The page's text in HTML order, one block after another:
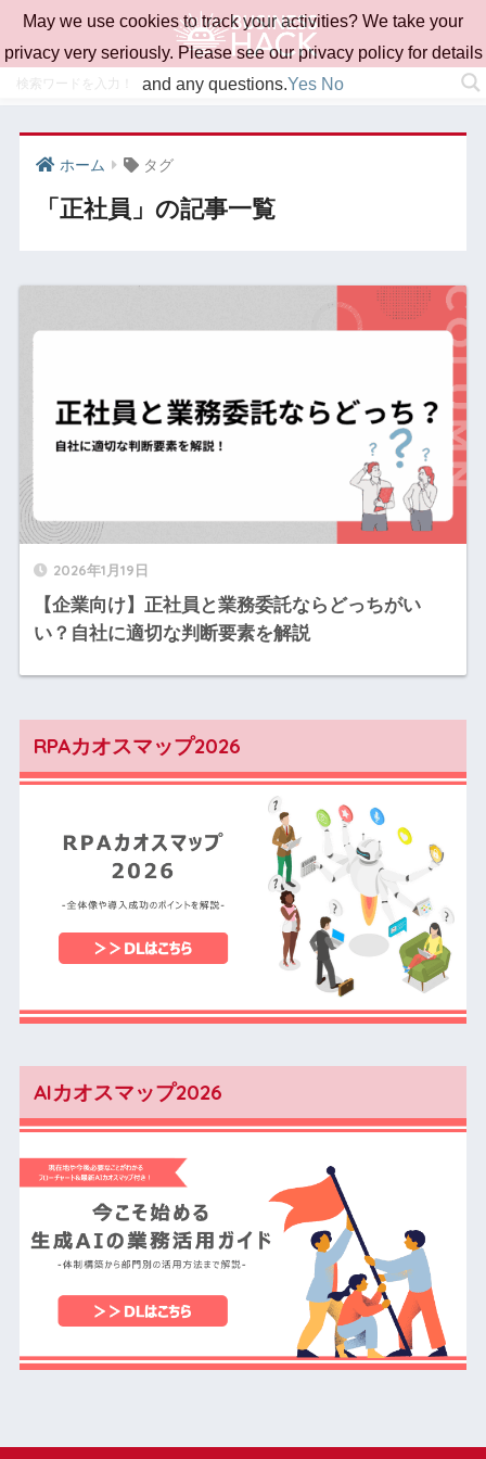
ホーム タグ
「正社員」の記事一覧
2026年1月19日
【企業向け】正社員と業務委託ならどっちがい
い？自社に適切な判断要素を解説
RPAカオスマップ2026
AIカオスマップ2026
May we use cookies to track your activities? We take your
privacy very seriously. Please see our privacy policy for details
and any questions.Yes No